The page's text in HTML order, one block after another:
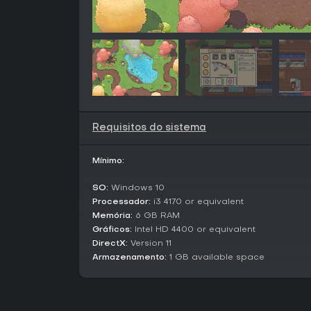
Requisitos do sistema
Mínimo:
SO: Windows 10
Processador: i3 4170 or equivalent
Memória: 6 GB RAM
Gráficos: Intel HD 4400 or equivalent
DirectX: Version 11
Armazenamento: 1 GB available space